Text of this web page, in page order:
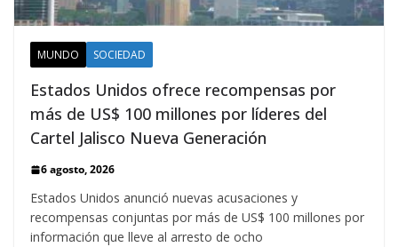
MUNDO SOCIEDAD
Estados Unidos ofrece recompensas por
más de US$ 100 millones por líderes del
Cartel Jalisco Nueva Generación
6 agosto, 2026
Estados Unidos anunció nuevas acusaciones y
recompensas conjuntas por más de US$ 100 millones por
información que lleve al arresto de ocho